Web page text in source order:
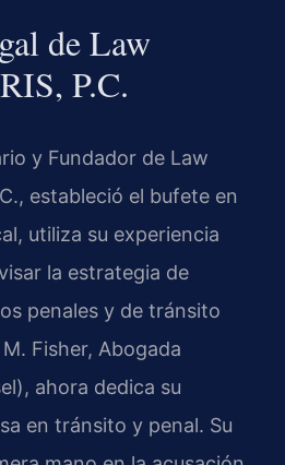
de Law
P.C.
y Fundador de Law
estableció el bufete en
utiliza su experiencia
la estrategia de
penales y de tránsito
Fisher, Abogada
ahora dedica su
en tránsito y penal. Su